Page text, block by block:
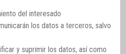
del interesado
los datos a terceros, salvo
y suprimir los datos, así como